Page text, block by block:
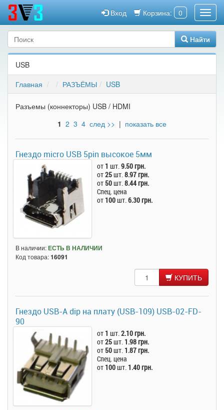
Корзина: 0
Вход
Найти
USB
Главная
РАЗЪЁМЫ USB
Разъемы (коннекторы) USB / HDMI
1 2 3 4 след >> | показать все
Гнездо micro USB 5pin высокое 5мм
от 1 шт.9.50 грн.
от25шт.8.97 грн.
от 50шт.8.44 грн.
Спец. цена
от 100шт.6.30 грн.
В наличии:ЕСТЬ В НАЛИЧИИ
Код товара:16091
КУПИТЬ
Гнездо USB-A dip на плату (USB-109) USB-02-FD-
90
от 1 шт.2.10 грн.
от25шт. 1.98 грн.
от 50шт. 1.87 грн.
Спец. цена
от 100шт. 1.40 грн.